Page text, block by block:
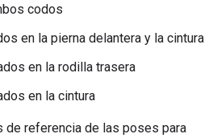
codos
en la pierna delantera y la cintura
en la rodilla trasera
en la cintura
de referencia de las poses para